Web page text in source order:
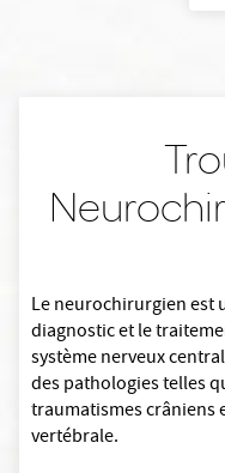
Le neurochirurgien est
diagnostic et le
système nerveux
des pathologies telles
traumatismes crâniens
vertébrale.